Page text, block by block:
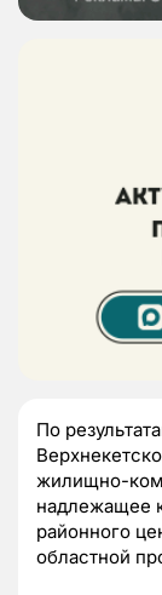
По
жилищно-
надлежащее
районного
областной